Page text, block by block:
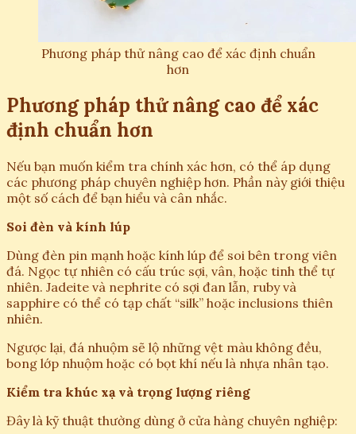
Phương pháp thử nâng cao để xác định chuẩn
hơn
Phương pháp thử nâng cao để xác
định chuẩn hơn
Nếu bạn muốn kiểm tra chính xác hơn, có thể áp dụng
các phương pháp chuyên nghiệp hơn. Phần này giới thiệu
một số cách để bạn hiểu và cân nhắc.
Soi đèn và kính lúp
Dùng đèn pin mạnh hoặc kính lúp để soi bên trong viên
đá. Ngọc tự nhiên có cấu trúc sợi, vân, hoặc tinh thể tự
nhiên. Jadeite và nephrite có sợi đan lẫn, ruby và
sapphire có thể có tạp chất “silk” hoặc inclusions thiên
nhiên.
Ngược lại, đá nhuộm sẽ lộ những vệt màu không đều,
bong lớp nhuộm hoặc có bọt khí nếu là nhựa nhân tạo.
Kiểm tra khúc xạ và trọng lượng riêng
Đây là kỹ thuật thường dùng ở cửa hàng chuyên nghiệp: